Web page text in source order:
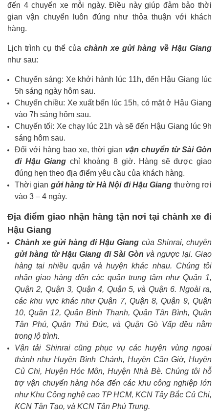
đến 4 chuyến xe mỗi ngày. Điều này giúp đảm bảo thời
gian vận chuyển luôn đúng như thỏa thuận với khách
hàng.
Lịch trình cụ thể của chành xe gửi hàng về Hậu Giang
như sau:
Chuyến sáng: Xe khởi hành lúc 11h, đến Hậu Giang lúc
5h sáng ngày hôm sau.
Chuyến chiều: Xe xuất bến lúc 15h, có mặt ở Hậu Giang
vào 7h sáng hôm sau.
Chuyến tối: Xe chạy lúc 21h và sẽ đến Hậu Giang lúc 9h
sáng hôm sau.
Đối với hàng bao xe, thời gian vận chuyển từ Sài Gòn
đi Hậu Giang chỉ khoảng 8 giờ. Hàng sẽ được giao
đúng hẹn theo địa điểm yêu cầu của khách hàng.
Thời gian gửi hàng từ Hà Nội đi Hậu Giang thường rơi
vào 3 – 4 ngày.
Địa điểm giao nhận hàng tận nơi tại chành xe đi
Hậu Giang
Chành xe gửi hàng đi Hậu Giang của Shinrai, chuyên
gửi hàng từ Hậu Giang đi Sài Gòn và ngược lại. Giao
hàng tại nhiều quận và huyện khác nhau. Chúng tôi
nhận giao hàng đến các quận trung tâm như Quận 1,
Quận 2, Quận 3, Quận 4, Quận 5, và Quận 6. Ngoài ra,
các khu vực khác như Quận 7, Quận 8, Quận 9, Quận
10, Quận 12, Quận Bình Thạnh, Quận Tân Bình, Quận
Tân Phú, Quận Thủ Đức, và Quận Gò Vấp đều nằm
trong lộ trình.
Vận tải Shinrai cũng phục vụ các huyện vùng ngoại
thành như Huyện Bình Chánh, Huyện Cần Giờ, Huyện
Củ Chi, Huyện Hóc Môn, Huyện Nhà Bè. Chúng tôi hỗ
trợ vận chuyển hàng hóa đến các khu công nghiệp lớn
như Khu Công nghệ cao TP HCM, KCN Tây Bắc Củ Chi,
KCN Tân Tạo, và KCN Tân Phú Trung.